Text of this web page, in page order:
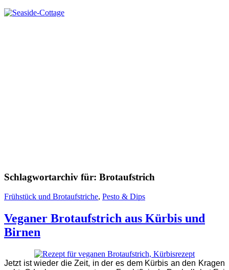
Schlagwortarchiv für: Brotaufstrich
Frühstück und Brotaufstriche, Pesto & Dips
Veganer Brotaufstrich aus Kürbis und
Birnen
Jetzt ist wieder die Zeit, in der es dem Kürbis an den Kragen